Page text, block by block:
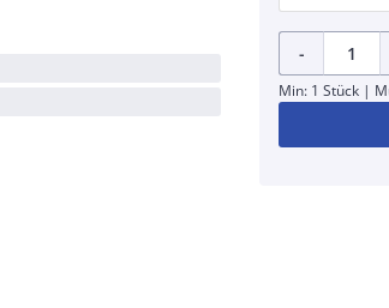
-
Min: 1 Stück |